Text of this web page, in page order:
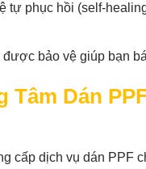
tự phục hồi (self-
bảo vệ giúp bạn
Dán
cấp dịch vụ dán PPF